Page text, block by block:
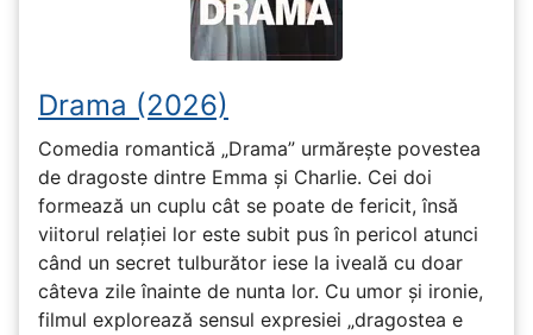
Drama (2026)
Comedia romantică „Drama” urmărește povestea
de dragoste dintre Emma și Charlie. Cei doi
formează un cuplu cât se poate de fericit, însă
viitorul relației lor este subit pus în pericol atunci
când un secret tulburător iese la iveală cu doar
câteva zile înainte de nunta lor. Cu umor și ironie,
filmul explorează sensul expresiei „dragostea e